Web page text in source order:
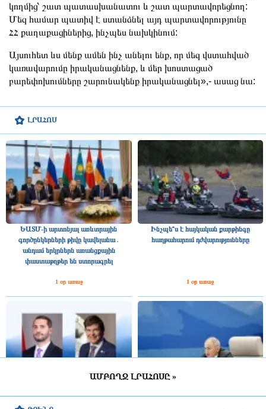
ԼՐԱՀՈՍ
ԵԱՏՄ-ի արտոնյալ առևտրային
գործընկերների թիվը կավելանա․
անդամ երկրներն առանցքային
փաստաթղթեր են ստորագրել
1 օր առաջ
Ինչպե՞ս է հայկական քարթինգը
հաղթահարում դժվարությունները
1 օր առաջ
ԱՄԲՈՂՋ ԼՐԱՀՈՍԸ »
կողմից՝ շատ պատասխանատու և շատ պարտավորեցնող:
Մեզ համար պատիվ է ստանձնել այդ պարտավորությունը
ՀՀ քաղաքացիներից, ինչպես նախկինում:
Այսուհետ ևս մենք ամեն ինչ անելու ենք, որ մեզ վստահված
կառավարումը իրականացնենք, և մեր խոստացած
բարեփոխումները շարունակենք իրականացնել»,- ասաց նա: